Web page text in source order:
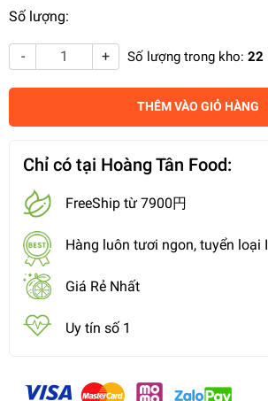
Số lượng:
- + Số lượng trong kho: 22
THÊM VÀO GIỎ HÀNG
Chỉ có tại Hoàng Tân Food:
FreeShip từ 7900円
Hàng luôn tươi ngon, tuyển loại I
Giá Rẻ Nhất
Uy tín số 1